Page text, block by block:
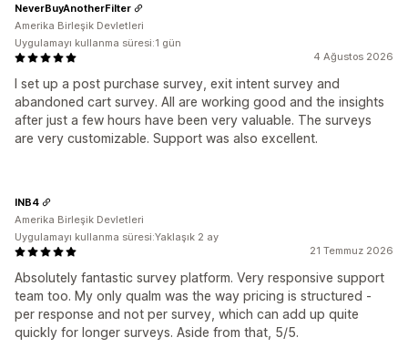
4 Ağustos 2026
I set up a post purchase survey, exit intent survey and
abandoned cart survey. All are working good and the insights
after just a few hours have been very valuable. The surveys
are very customizable. Support was also excellent.
NeverBuyAnotherFilter
Amerika Birleşik Devletleri
Uygulamayı kullanma süresi:1 gün
21 Temmuz 2026
Absolutely fantastic survey platform. Very responsive support
team too. My only qualm was the way pricing is structured -
per response and not per survey, which can add up quite
quickly for longer surveys. Aside from that, 5/5.
INB4
Amerika Birleşik Devletleri
Uygulamayı kullanma süresi:Yaklaşık 2 ay